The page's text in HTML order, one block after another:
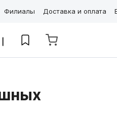
Филиалы Доставка и оплата